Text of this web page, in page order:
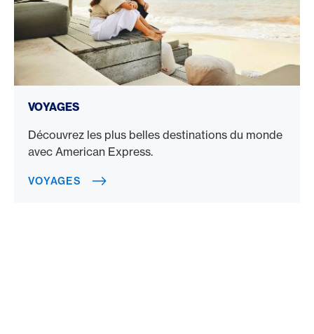
VOYAGES
Découvrez les plus belles destinations du monde
avec American Express.
VOYAGES